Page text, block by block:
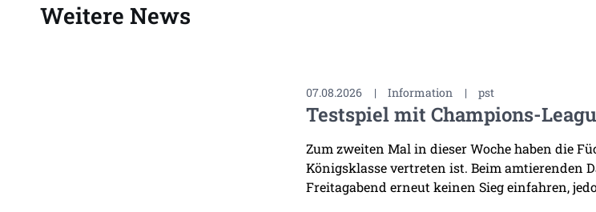
Weitere News
07.08.2026 | Information | pst
Testspiel mit Champions-
Zum zweiten Mal in dieser Woche haben die
Königsklasse vertreten ist. Beim amtierenden
Freitagabend erneut keinen Sieg einfahren,